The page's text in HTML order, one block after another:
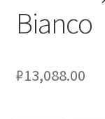
Bianco
₽13,088.00